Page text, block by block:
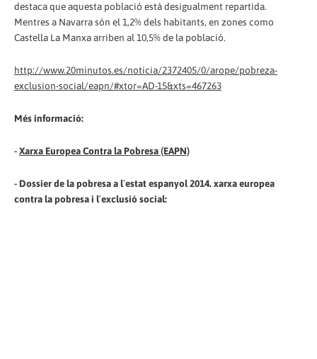
destaca que aquesta població està desigualment repartida.
Mentres a Navarra són el 1,2% dels habitants, en zones como
Castella La Manxa arriben al 10,5% de la població.
http://www.20minutos.es/noticia/2372405/0/arope/pobreza-
exclusion-social/eapn/#xtor=AD-15&xts=467263
Més informació:
-Xarxa Europea Contra la Pobresa (EAPN)
- Dossier de la pobresa a l´estat espanyol 2014. xarxa europea
contra la pobresa i l´exclusió social: